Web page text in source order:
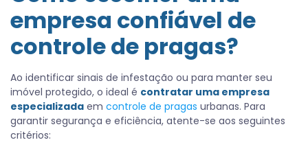
empresa confiável de
controle de pragas?
Ao identificar sinais de infestação ou para manter seu
imóvel protegido, o ideal é contratar uma empresa
especializada em controle de pragas urbanas. Para
garantir segurança e eficiência, atente-se aos seguintes
critérios: